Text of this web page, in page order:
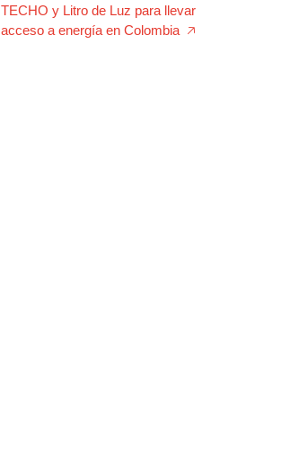
TECHO y Litro de Luz para llevar
acceso a energía en Colombia 🡥